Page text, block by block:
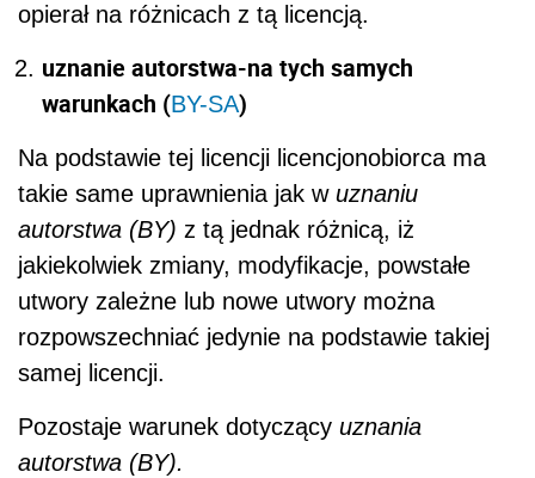
opierał na różnicach z tą licencją.
uznanie autorstwa-na tych samych
warunkach (BY-SA)
Na podstawie tej licencji licencjonobiorca ma
takie same uprawnienia jak w uznaniu
autorstwa (BY) z tą jednak różnicą, iż
jakiekolwiek zmiany, modyfikacje, powstałe
utwory zależne lub nowe utwory można
rozpowszechniać jedynie na podstawie takiej
samej licencji.
Pozostaje warunek dotyczący uznania
autorstwa (BY).